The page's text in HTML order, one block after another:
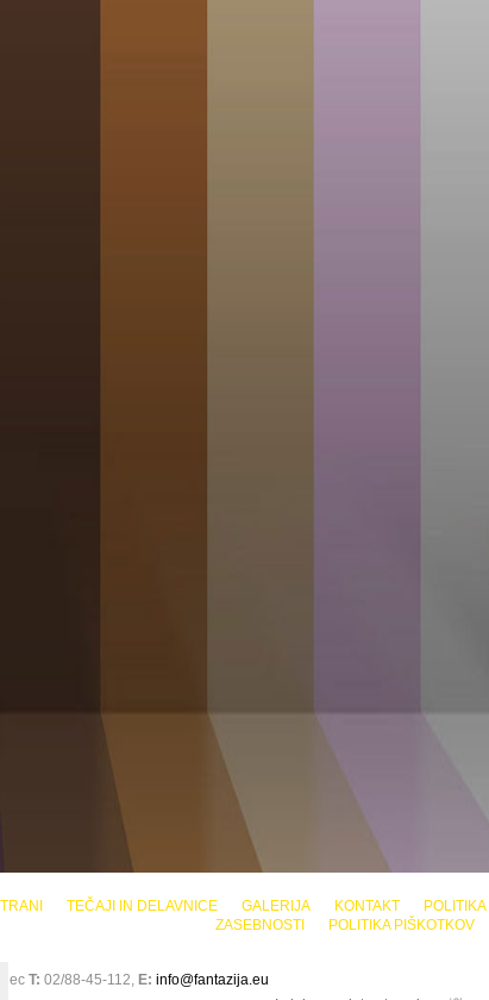
TEČAJI IN DELAVNICE GALERIJA KONTAKT
POLITIKA
ZASEBNOSTI
POLITIKA PIŠKOTKOV
T: 02/88-45-112, E: info@fantazija.eu